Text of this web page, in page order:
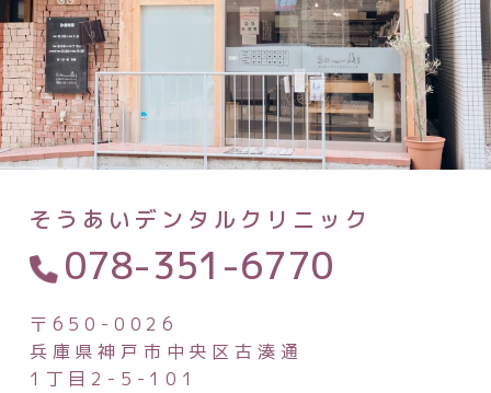
そうあいデンタルクリニック
078-351-6770
〒650-0026
兵庫県神戸市中央区古湊通
1丁目2-5-101